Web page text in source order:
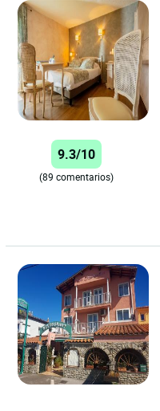
9.3/10
(89 comentarios)